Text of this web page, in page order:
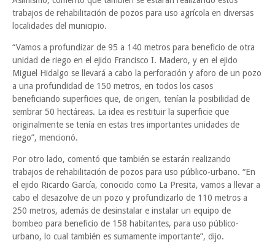
trabajos de rehabilitación de pozos para uso agrícola en diversas
localidades del municipio.
“Vamos a profundizar de 95 a 140 metros para beneficio de otra
unidad de riego en el ejido Francisco I. Madero, y en el ejido
Miguel Hidalgo se llevará a cabo la perforación y aforo de un pozo
a una profundidad de 150 metros, en todos los casos
beneficiando superficies que, de origen, tenían la posibilidad de
sembrar 50 hectáreas. La idea es restituir la superficie que
originalmente se tenía en estas tres importantes unidades de
riego”, mencionó.
Por otro lado, comentó que también se estarán realizando
trabajos de rehabilitación de pozos para uso público-urbano. “En
el ejido Ricardo García, conocido como La Presita, vamos a llevar a
cabo el desazolve de un pozo y profundizarlo de 110 metros a
250 metros, además de desinstalar e instalar un equipo de
bombeo para beneficio de 158 habitantes, para uso público-
urbano, lo cual también es sumamente importante”, dijo.